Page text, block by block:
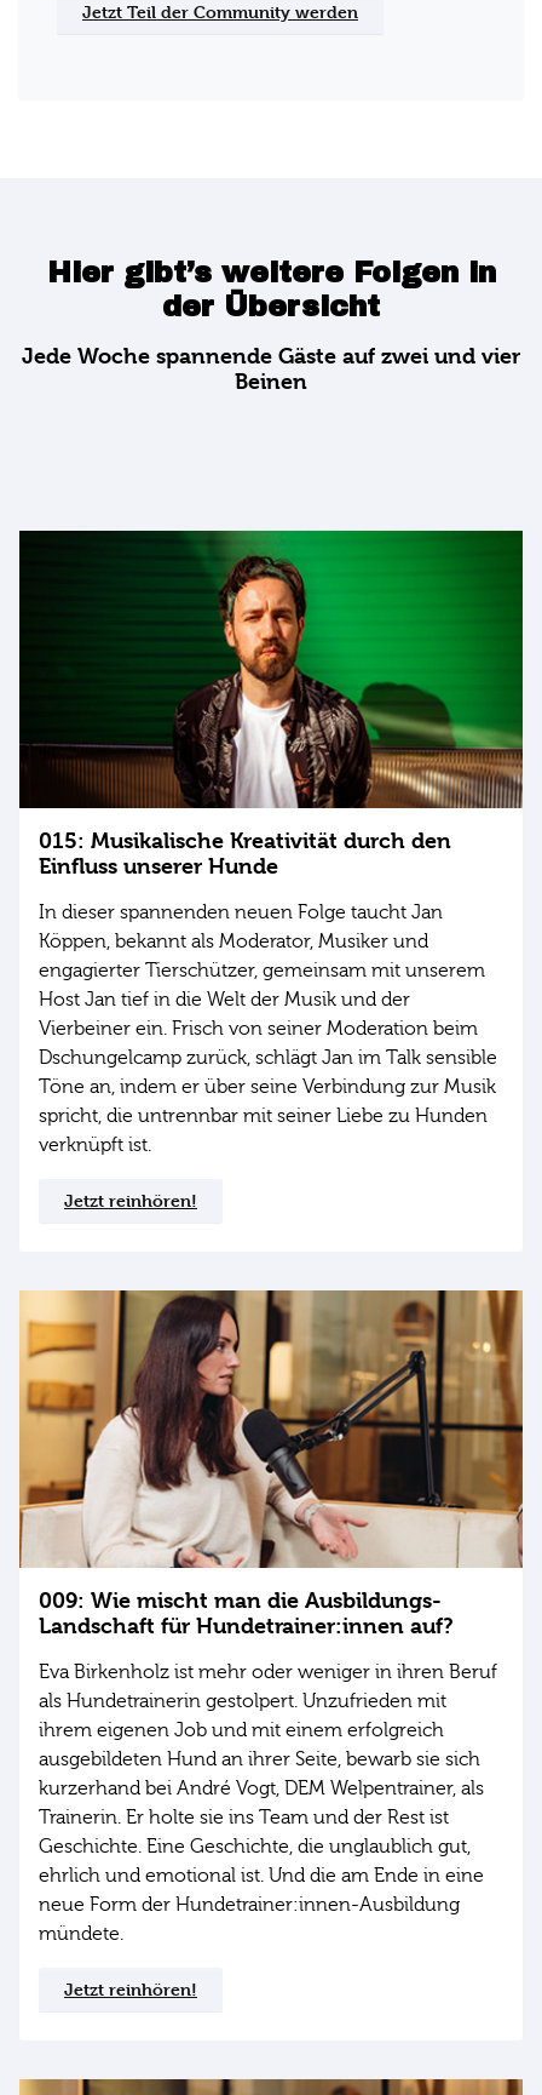
Jetzt Teil der Community werden
Hier gibt’s weitere Folgen in
der Übersicht
Jede Woche spannende Gäste auf zwei und vier
Beinen
015: Musikalische Kreativität durch den
Einfluss unserer Hunde
In dieser spannenden neuen Folge taucht Jan
Köppen, bekannt als Moderator, Musiker und
engagierter Tierschützer, gemeinsam mit unserem
Host Jan tief in die Welt der Musik und der
Vierbeiner ein. Frisch von seiner Moderation beim
Dschungelcamp zurück, schlägt Jan im Talk sensible
Töne an, indem er über seine Verbindung zur Musik
spricht, die untrennbar mit seiner Liebe zu Hunden
verknüpft ist.
Jetzt reinhören!
009: Wie mischt man die Ausbildungs-
Landschaft für Hundetrainer:innen auf?
Eva Birkenholz ist mehr oder weniger in ihren Beruf
als Hundetrainerin gestolpert. Unzufrieden mit
ihrem eigenen Job und mit einem erfolgreich
ausgebildeten Hund an ihrer Seite, bewarb sie sich
kurzerhand bei André Vogt, DEM Welpentrainer, als
Trainerin. Er holte sie ins Team und der Rest ist
Geschichte. Eine Geschichte, die unglaublich gut,
ehrlich und emotional ist. Und die am Ende in eine
neue Form der Hundetrainer:innen-Ausbildung
mündete.
Jetzt reinhören!